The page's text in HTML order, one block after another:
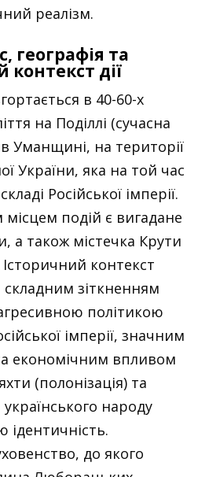
реалізм.
географія та
контекст дії
в 40-60-х
на Поділлі (сучасна
Уманщині, на території
України, яка на той час
Російської імперії.
подій є вигадане
а також містечка Крути
контекст
складним зіткненням
політикою
імперії, значним
економічним впливом
(полонізація) та
народу
ідентичність.
до якого